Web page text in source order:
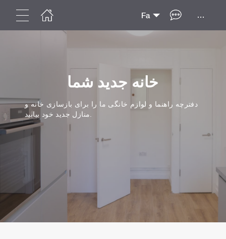
Fa ...
خانه جدید شما
دفترچه راهنما و لوازم خانگی ما را برای بازسازی خانه و